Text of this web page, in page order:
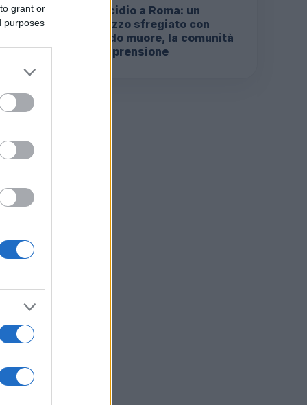
grant or
purposes
Omicidio a Roma: un
ragazzo sfregiato con
l’acido muore, la comunità
in apprensione